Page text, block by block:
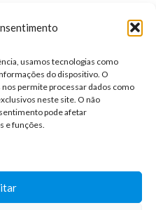
usamos tecnologias como
do dispositivo. O
permite processar dados como
neste site. O não
pode afetar
e funções.
Premiações e honrarias: